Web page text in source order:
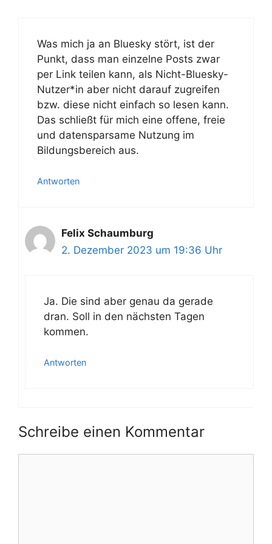
Was mich ja an Bluesky stört, ist der
Punkt, dass man einzelne Posts zwar
per Link teilen kann, als Nicht-Bluesky-
Nutzer*in aber nicht darauf zugreifen
bzw. diese nicht einfach so lesen kann.
Das schließt für mich eine offene, freie
und datensparsame Nutzung im
Bildungsbereich aus.
Antworten
Felix Schaumburg
2. Dezember 2023 um 19:36 Uhr
Ja. Die sind aber genau da gerade
dran. Soll in den nächsten Tagen
kommen.
Antworten
Schreibe einen Kommentar